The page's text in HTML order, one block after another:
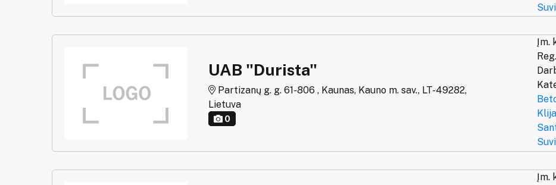
UAB "Durista"
Partizanų g. g. 61-806 , Kaunas, Kauno m. sav., LT-49282,
Lietuva
0
Įm.
Įm.